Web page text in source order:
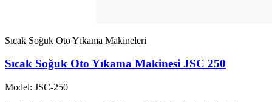
Sıcak Soğuk Oto Yıkama Makineleri
Sıcak Soğuk Oto Yıkama Makinesi JSC 250
Model: JSC-250